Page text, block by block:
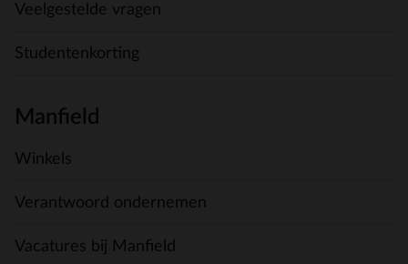
Veelgestelde vragen
Studentenkorting
Manfield
Winkels
Verantwoord ondernemen
Vacatures bij Manfield